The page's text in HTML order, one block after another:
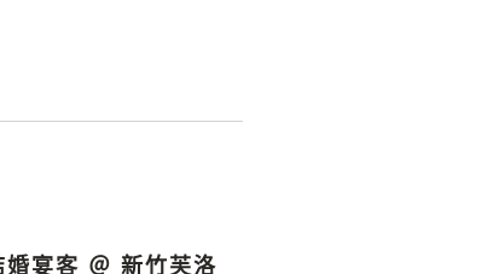
宴客 ＠ 新竹芙洛